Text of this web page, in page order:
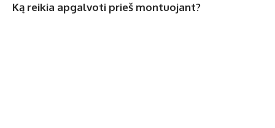
Ką reikia apgalvoti prieš montuojant?